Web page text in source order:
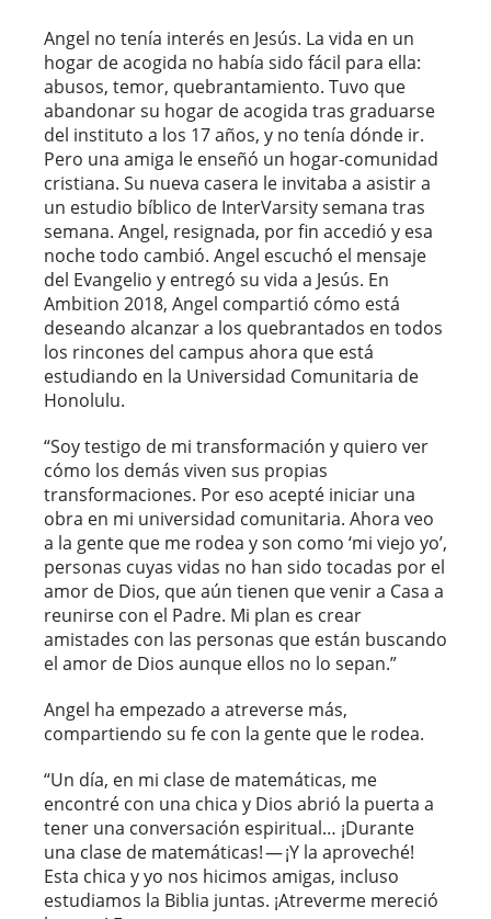
Angel no tenía interés en Jesús. La vida en un
hogar de acogida no había sido fácil para ella:
abusos, temor, quebrantamiento. Tuvo que
abandonar su hogar de acogida tras graduarse
del instituto a los 17 años, y no tenía dónde ir.
Pero una amiga le enseñó un hogar-comunidad
cristiana. Su nueva casera le invitaba a asistir a
un estudio bíblico de InterVarsity semana tras
semana. Angel, resignada, por fin accedió y esa
noche todo cambió. Angel escuchó el mensaje
del Evangelio y entregó su vida a Jesús. En
Ambition 2018, Angel compartió cómo está
deseando alcanzar a los quebrantados en todos
los rincones del campus ahora que está
estudiando en la Universidad Comunitaria de
Honolulu.
“Soy testigo de mi transformación y quiero ver
cómo los demás viven sus propias
transformaciones. Por eso acepté iniciar una
obra en mi universidad comunitaria. Ahora veo
a la gente que me rodea y son como ‘mi viejo yo’,
personas cuyas vidas no han sido tocadas por el
amor de Dios, que aún tienen que venir a Casa a
reunirse con el Padre. Mi plan es crear
amistades con las personas que están buscando
el amor de Dios aunque ellos no lo sepan.”
Angel ha empezado a atreverse más,
compartiendo su fe con la gente que le rodea.
“Un día, en mi clase de matemáticas, me
encontré con una chica y Dios abrió la puerta a
tener una conversación espiritual… ¡Durante
una clase de matemáticas! — ¡Y la aproveché!
Esta chica y yo nos hicimos amigas, incluso
estudiamos la Biblia juntas. ¡Atreverme mereció